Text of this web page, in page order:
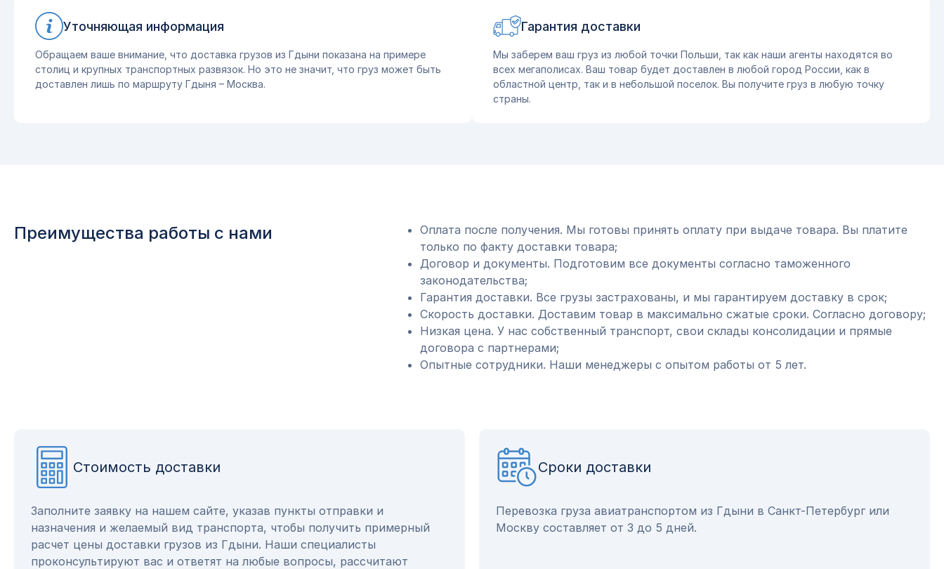
Уточняющая информация
Обращаем ваше внимание, что доставка грузов из Гдыни показана на примере
столиц и крупных транспортных развязок. Но это не значит, что груз может быть
доставлен лишь по маршруту Гдыня – Москва.
Гарантия доставки
Мы заберем ваш груз из любой точки Польши, так как наши агенты находятся во
всех мегаполисах. Ваш товар будет доставлен в любой город России, как в
областной центр, так и в небольшой поселок. Вы получите груз в любую точку
страны.
Преимущества работы с нами
Оплата после получения. Мы готовы принять оплату при выдаче товара. Вы платите
только по факту доставки товара;
Договор и документы. Подготовим все документы согласно таможенного
законодательства;
Гарантия доставки. Все грузы застрахованы, и мы гарантируем доставку в срок;
Скорость доставки. Доставим товар в максимально сжатые сроки. Согласно договору;
Низкая цена. У нас собственный транспорт, свои склады консолидации и прямые
договора с партнерами;
Опытные сотрудники. Наши менеджеры с опытом работы от 5 лет.
Стоимость доставки
Заполните заявку на нашем сайте, указав пункты отправки и
назначения и желаемый вид транспорта, чтобы получить примерный
расчет цены доставки грузов из Гдыни. Наши специалисты
проконсультируют вас и ответят на любые вопросы, рассчитают
Сроки доставки
Перевозка груза авиатранспортом из Гдыни в Санкт-Петербург или
Москву составляет от 3 до 5 дней.